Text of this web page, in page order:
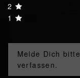
2
1
Melde Dich
verfassen.